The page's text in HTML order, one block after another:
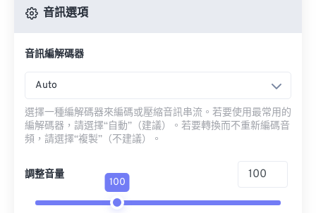
音訊選項
音訊編解碼器
Auto
選擇一種編解碼器來編碼或壓縮音訊串流。若要使用最常用的
編解碼器，請選擇“自動”（建議）。若要轉換而不重新編碼音
頻，請選擇“複製”（不建議）。
調整音量
100